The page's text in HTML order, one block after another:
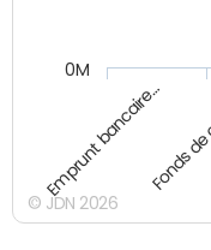
Emprunt bancaire…
0M
© JDN 2026